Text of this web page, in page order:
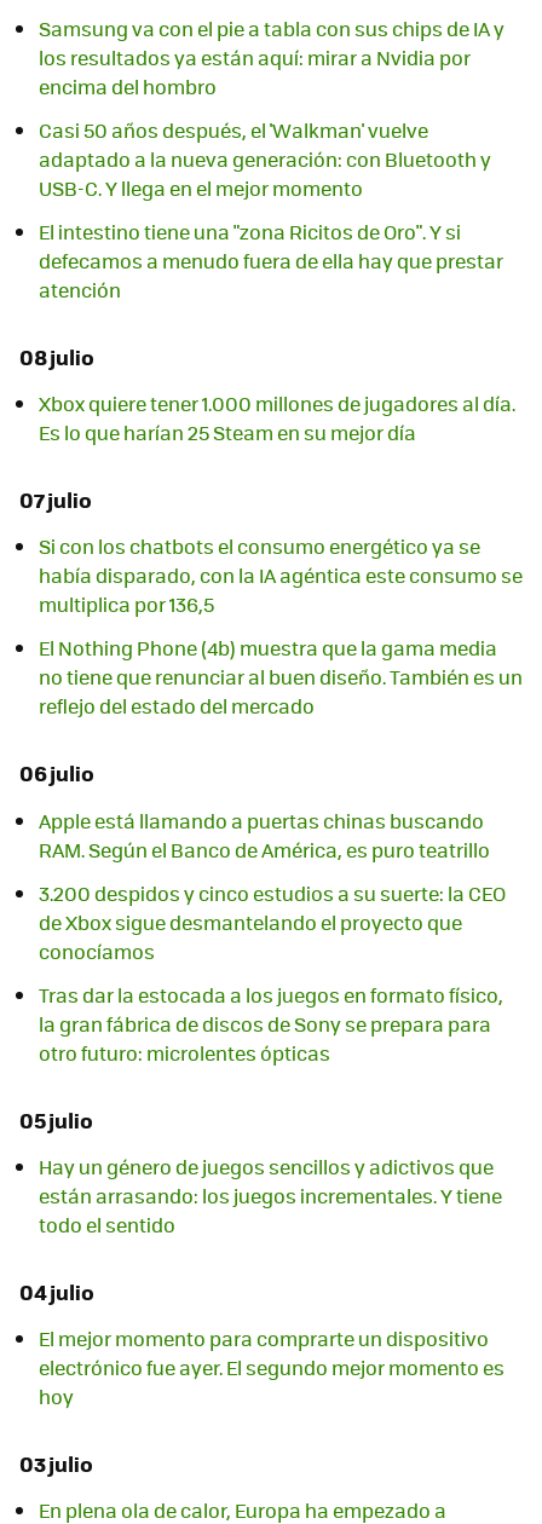
Samsung va con el pie a tabla con sus chips de IA y
los resultados ya están aquí: mirar a Nvidia por
encima del hombro
Casi 50 años después, el 'Walkman' vuelve
adaptado a la nueva generación: con Bluetooth y
USB-C. Y llega en el mejor momento
El intestino tiene una "zona Ricitos de Oro". Y si
defecamos a menudo fuera de ella hay que prestar
atención
08 julio
Xbox quiere tener 1.000 millones de jugadores al día.
Es lo que harían 25 Steam en su mejor día
07 julio
Si con los chatbots el consumo energético ya se
había disparado, con la IA agéntica este consumo se
multiplica por 136,5
El Nothing Phone (4b) muestra que la gama media
no tiene que renunciar al buen diseño. También es un
reflejo del estado del mercado
06 julio
Apple está llamando a puertas chinas buscando
RAM. Según el Banco de América, es puro teatrillo
3.200 despidos y cinco estudios a su suerte: la CEO
de Xbox sigue desmantelando el proyecto que
conocíamos
Tras dar la estocada a los juegos en formato físico,
la gran fábrica de discos de Sony se prepara para
otro futuro: microlentes ópticas
05 julio
Hay un género de juegos sencillos y adictivos que
están arrasando: los juegos incrementales. Y tiene
todo el sentido
04 julio
El mejor momento para comprarte un dispositivo
electrónico fue ayer. El segundo mejor momento es
hoy
03 julio
En plena ola de calor, Europa ha empezado a